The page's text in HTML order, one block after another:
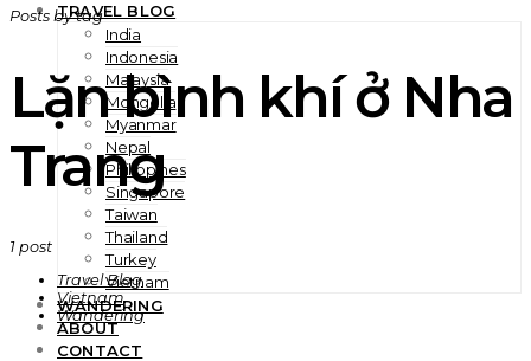
TRAVEL BLOG
India
Indonesia
Malaysia
Mongolia
Myanmar
Nepal
Philippines
Singapore
Taiwan
Thailand
Turkey
Vietnam
WANDERING
ABOUT
CONTACT
Posts by tag
Lặn bình khí ở Nha
Trang
1 post
Travel Blog
Vietnam
Wandering